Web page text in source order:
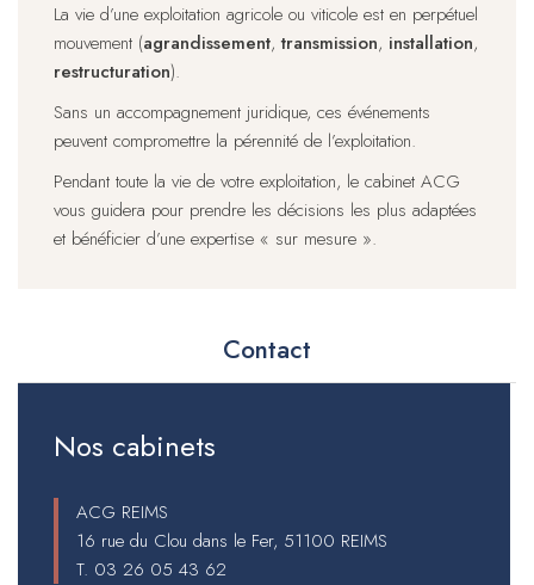
La vie d’une exploitation agricole ou viticole est en perpétuel
mouvement (agrandissement,transmission, installation,
restructuration).
Sans un accompagnement juridique, ces événements
peuvent compromettre la pérennité de l’exploitation.
Pendant toute la vie de votre exploitation, le cabinet ACG
vous guidera pour prendre les décisions les plus adaptées
et bénéficier d’une expertise « sur mesure ».
Contact
Nos cabinets
ACG REIMS
16 rue du Clou dans le Fer, 51100 REIMS
T. 03 26 05 43 62